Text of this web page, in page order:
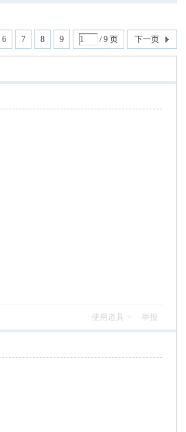
6 7 8 9 / 9 页 下一页
使用道具 举报